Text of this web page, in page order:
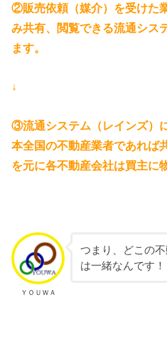
②販売依頼（媒介）を受けた
み共有、閲覧できる流通シス
ます。
↓
③流通システム（レインズ）
本全国の不動産業者であれば
を元に各不動産会社は買主に
ＹＯＵＷＡ
つまり、どこの
は一緒なんです！